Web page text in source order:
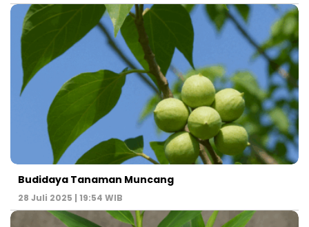
Budidaya Tanaman Muncang
28 Juli 2025 | 19:54 WIB